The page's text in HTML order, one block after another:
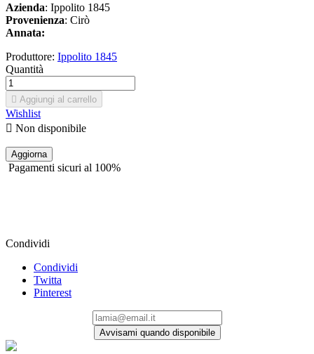
Azienda: Ippolito 1845
Provenienza: Cirò
Annata:
Produttore: Ippolito 1845
Quantità
 Aggiungi al carrello
Wishlist
 Non disponibile
Pagamenti sicuri al 100%
Condividi
Condividi
Twitta
Pinterest
Avvisami quando disponibile